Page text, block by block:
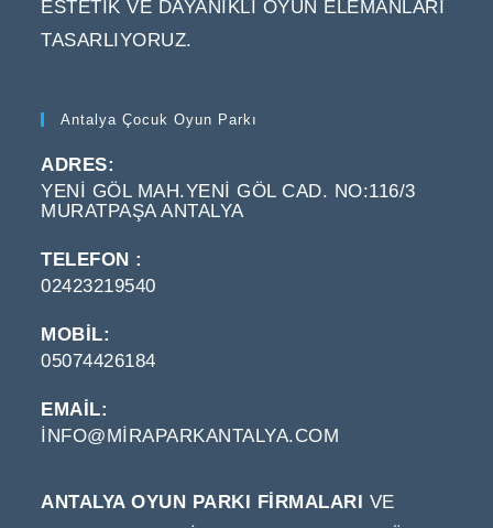
ESTETIK VE DAYANIKLI OYUN ELEMANLARI
TASARLIYORUZ.
Antalya Çocuk Oyun Parkı
ADRES:
YENI GÖL MAH.YENI GÖL CAD. NO:116/3
MURATPAŞA ANTALYA
TELEFON :
02423219540
MOBIL:
05074426184
EMAIL:
INFO@MIRAPARKANTALYA.COM
APPLICATION
ANTALYA OYUN PARKI FIRMALARI VE